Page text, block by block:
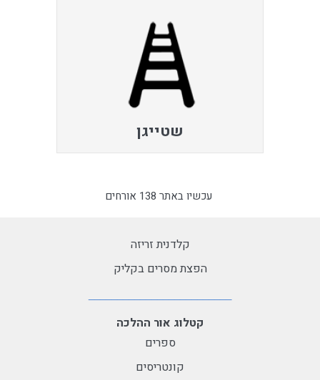
שטייגן
עכשיו באתר 138 אורחים
קלדנית זריזה
הפצת מסרים בקליק
קטלוג אור ההלכה
ספרים
קונטריסים